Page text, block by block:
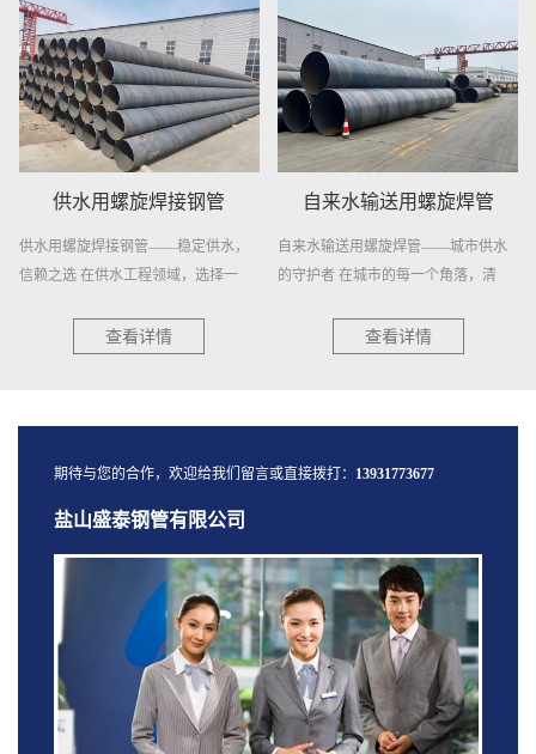
供水用螺旋焊接钢管
供水用螺旋焊接钢管——稳定供水，
信赖之选 在供水工程领域，选择一
查看详情
自来水输送用螺旋焊管
自来水输送用螺旋焊管——城市供水
的守护者 在城市的每一个角落，清
查看详情
期待与您的合作，欢迎给我们留言或直接拨打： 13931773677
盐山盛泰钢管有限公司